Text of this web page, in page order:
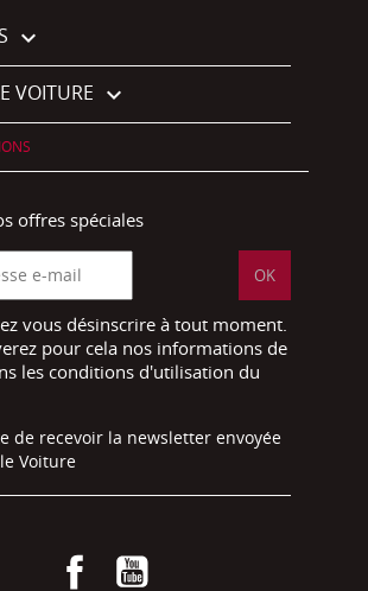

VOITURE 
offres spéciales
vous désinscrire à tout moment.
pour cela nos informations de
les conditions d'utilisation du
de recevoir la newsletter envoyée
Voiture
Facebook